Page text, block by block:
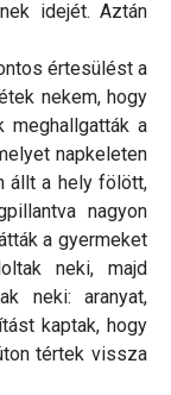
idejét. Aztán
értesülést a
nekem, hogy
meghallgatták a
napkeleten
állt a hely fölött,
nagyon
a gyermeket
neki, majd
neki: aranyat,
kaptak, hogy
tértek vissza